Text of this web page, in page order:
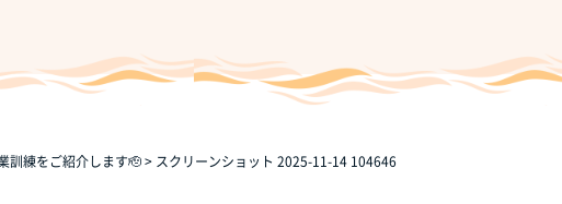
訓練をご紹介します🫡> スクリーンショット 2025-11-14 104646